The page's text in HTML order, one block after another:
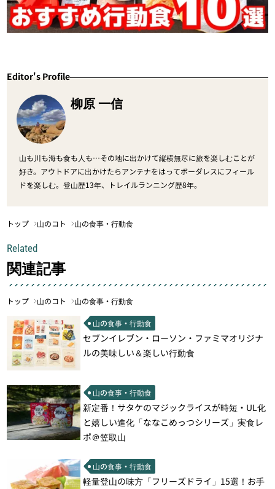
Editor's Profile
柳原 一信
山も川も海も食も人も…その地に出かけて縦横無尽に旅を楽しむことが
好き。アウトドアに出かけたらアンテナをはってボーダレスにフィール
ドを楽しむ。登山歴13年、トレイルランニング歴8年。
トップ 山のコト 山の食事・行動食
Related
関連記事
トップ 山のコト 山の食事・行動食
山の食事・行動食
セブンイレブン・ローソン・ファミマオリジナ
ルの美味しい＆楽しい行動食
山の食事・行動食
新定番！サタケのマジックライスが時短・UL化
と嬉しい進化「ななこめっつシリーズ」実食レ
ポ＠笠取山
山の食事・行動食
軽量登山の味方「フリーズドライ」15選！お手